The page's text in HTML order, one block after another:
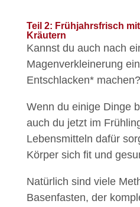
Teil 2: Frühjahrsfrisch
Kräutern
Kannst du auch nach
Magenverkleinerung
Entschlacken* machen?
Wenn du einige Dinge
auch du jetzt im
Lebensmitteln dafür
Körper sich fit und
Natürlich sind viele
Basenfasten, der